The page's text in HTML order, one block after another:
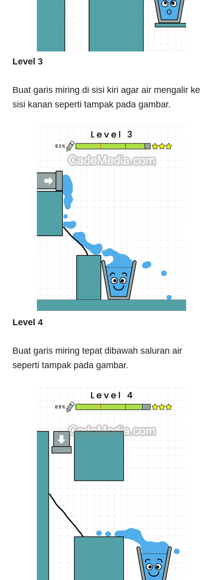
Level 3
Buat garis miring di sisi kiri agar air mengalir ke
sisi kanan seperti tampak pada gambar.
Level 4
Buat garis miring tepat dibawah saluran air
seperti tampak pada gambar.